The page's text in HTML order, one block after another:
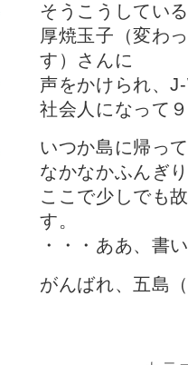
そうこうしてい
厚焼玉子（変わ
す）さんに
声をかけられ、
社会人になって
いつか島に帰っ
なかなかふんぎ
ここで少しでも
す。
・・・ああ、書
がんばれ、五島